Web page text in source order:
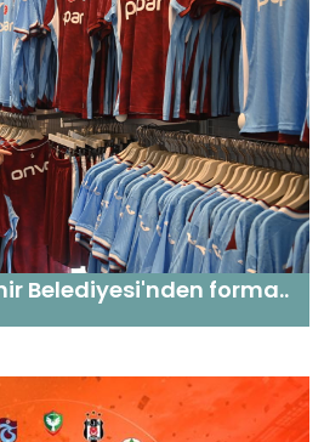
Belediyesi'nden forma..